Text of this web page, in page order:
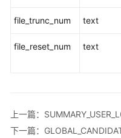
门
用
开
发
file_trunc_num text
file_reset_num text
上一篇：
下一篇：